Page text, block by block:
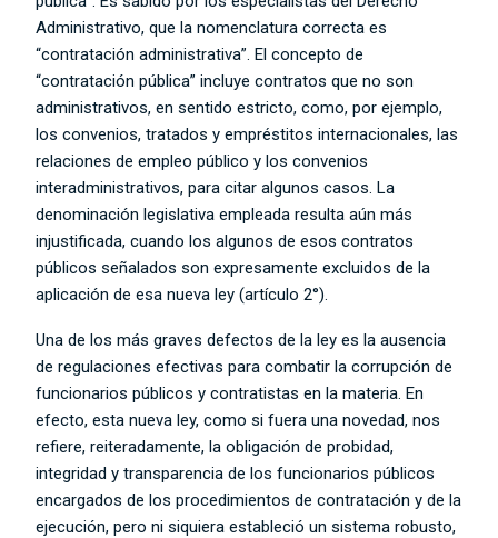
Administrativo, que la nomenclatura correcta es
“contratación administrativa”. El concepto de
“contratación pública” incluye contratos que no son
administrativos, en sentido estricto, como, por ejemplo,
los convenios, tratados y empréstitos internacionales, las
relaciones de empleo público y los convenios
interadministrativos, para citar algunos casos. La
denominación legislativa empleada resulta aún más
injustificada, cuando los algunos de esos contratos
públicos señalados son expresamente excluidos de la
aplicación de esa nueva ley (artículo 2°).
Una de los más graves defectos de la ley es la ausencia
de regulaciones efectivas para combatir la corrupción de
funcionarios públicos y contratistas en la materia. En
efecto, esta nueva ley, como si fuera una novedad, nos
refiere, reiteradamente, la obligación de probidad,
integridad y transparencia de los funcionarios públicos
encargados de los procedimientos de contratación y de la
ejecución, pero ni siquiera estableció un sistema robusto,